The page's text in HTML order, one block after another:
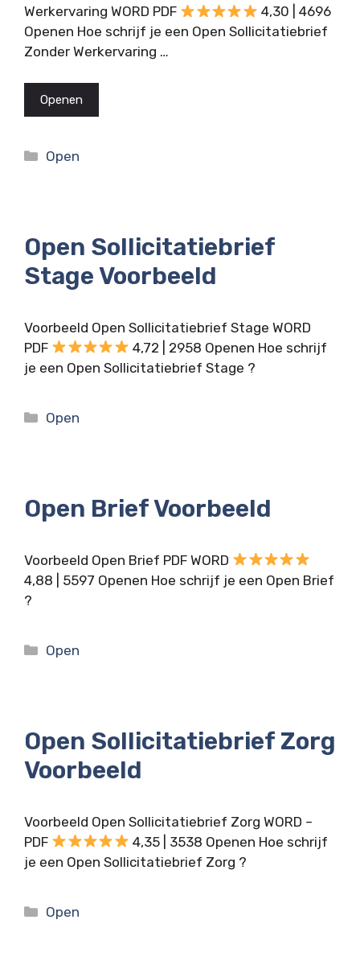
Werkervaring WORD PDF
4,30 | 4696
Openen Hoe schrijf je een Open Sollicitatiebrief
Zonder Werkervaring …
Openen
Categorieën
Open
Open Sollicitatiebrief
Stage Voorbeeld
Voorbeeld Open Sollicitatiebrief Stage WORD
PDF
4,72 | 2958 Openen Hoe schrijf
je een Open Sollicitatiebrief Stage ?
Categorieën
Open
Open Brief Voorbeeld
Voorbeeld Open Brief PDF WORD
4,88 | 5597 Openen Hoe schrijf je een Open Brief
?
Categorieën
Open
Open Sollicitatiebrief Zorg
Voorbeeld
Voorbeeld Open Sollicitatiebrief Zorg WORD –
PDF
4,35 | 3538 Openen Hoe schrijf
je een Open Sollicitatiebrief Zorg ?
Categorieën
Open